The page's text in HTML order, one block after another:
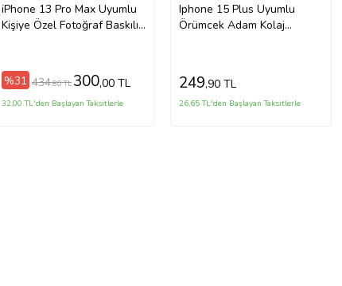
iPhone 13 Pro Max Uyumlu
Kişiye Özel Fotoğraf Baskılı
%31 434,80 TL 300,00 TL
32,00 TL'den Başlayan Taksitlerle
Iphone 15 Plus Uyumlu
Örümcek Adam Kolaj
249,90 TL
26,65 TL'den Başlayan Taksitlerle